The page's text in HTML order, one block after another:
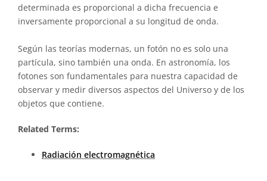
determinada es proporcional a dicha frecuencia e
inversamente proporcional a su longitud de onda.
Según las teorías modernas, un fotón no es solo una
partícula, sino también una onda. En astronomía, los
fotones son fundamentales para nuestra capacidad de
observar y medir diversos aspectos del Universo y de los
objetos que contiene.
Related Terms:
Radiación electromagnética